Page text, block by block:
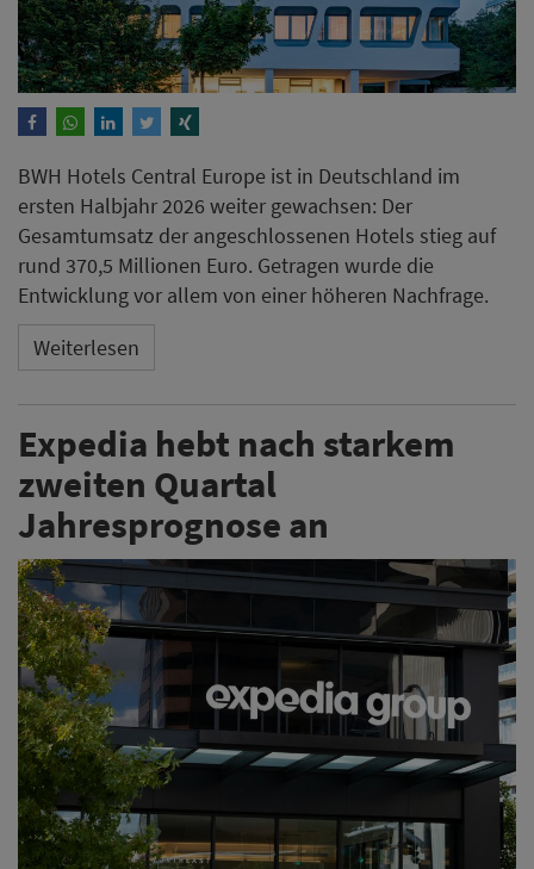
BWH Hotels Central Europe ist in Deutschland im
ersten Halbjahr 2026 weiter gewachsen: Der
Gesamtumsatz der angeschlossenen Hotels stieg auf
rund 370,5 Millionen Euro. Getragen wurde die
Entwicklung vor allem von einer höheren Nachfrage.
Weiterlesen
Expedia hebt nach starkem
zweiten Quartal
Jahresprognose an